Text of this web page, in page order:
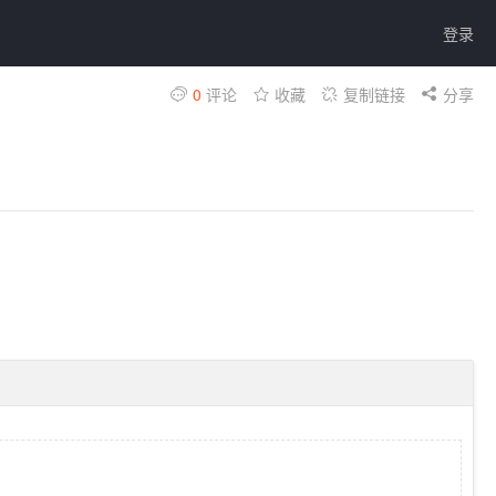
登录
0 评论 收藏 复制链接 分享